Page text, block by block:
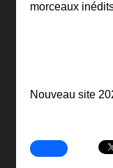
morceaux
Nouveau site